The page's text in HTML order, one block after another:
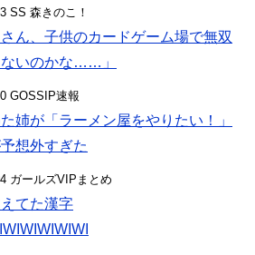
SS 森きのこ！
ん、子供のカードゲーム場で無双
ないのかな……」
GOSSIP速報
姉が「ラーメン屋をやりたい！」
想外すぎた
ガールズVIPまとめ
てた漢字